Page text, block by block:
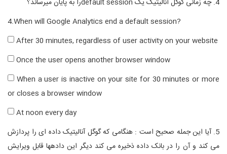
4. چه زمانی گوگل آنالیتیک یک
default sessionرا به پایان میرساند؟
4.When will Google Analytics end a default session?
After 30 minutes, regardless of user activity on your website
Once the user opens another browser window
When a user is inactive on your site for 30 minutes or more
or closes a browser window
At noon every day
5. آیا این جمله صحیح است : هنگامی که گوگل آنالیتیک داده ای را پردازش
می کند و آن را در بانک داده ذخیره می کند دیگر این دادهها قابل ویرایش